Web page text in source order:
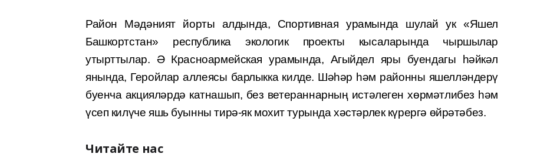
Район Мәдәният йорты алдында, Спортивная урамын­да шулай ук «Яшел
Башкортстан» республика экологик проекты кысаларында чыршылар
утырттылар. Ә Красноармейская урамында, Агыйдел яры буендагы һәйкәл
янында, Геройлар аллеясы барлыкка килде. Шәһәр һәм районны яшелләндерү
буенча акцияләрдә катнашып, без ветераннарның истәлеген хөрмәтлибез һәм
үсеп килүче яшь буынны тирә-як мохит турында хәстәрлек күрергә өйрәтәбез.
Читайте нас